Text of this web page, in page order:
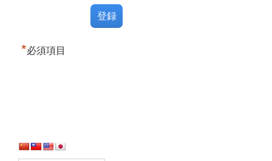
*必須項目